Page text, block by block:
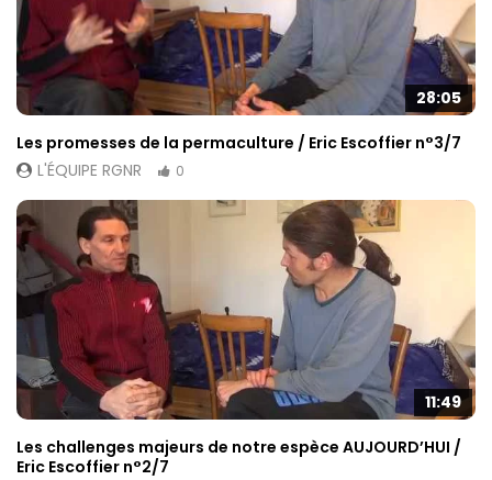
28:05
Les promesses de la permaculture / Eric Escoffier n°​3/7
L'ÉQUIPE RGNR
0
11:49
Les challenges majeurs de notre espèce AUJOURD’HUI /
Eric Escoffier n°2/7